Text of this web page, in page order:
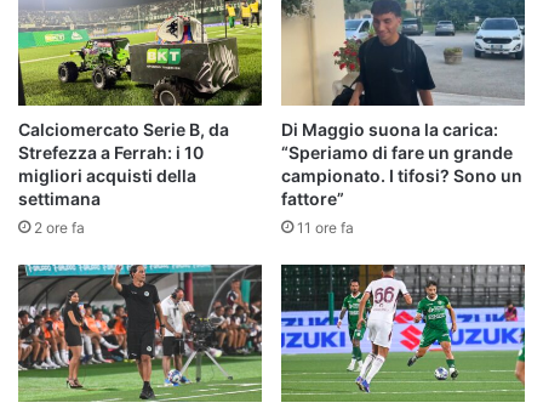
Calciomercato Serie B, da
Strefezza a Ferrah: i 10
migliori acquisti della
settimana
2 ore fa
Di Maggio suona la carica:
“Speriamo di fare un grande
campionato. I tifosi? Sono un
fattore”
11 ore fa